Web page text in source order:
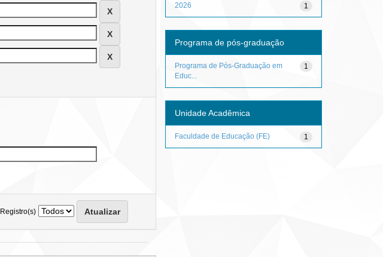
Registro(s)
1
2026
Programa de pós-graduação
1
Programa de Pós-Graduação em
Educ...
Unidade Acadêmica
1
Faculdade de Educação (FE)